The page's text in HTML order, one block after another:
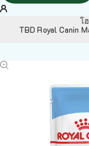
โ
TBD Royal Canin